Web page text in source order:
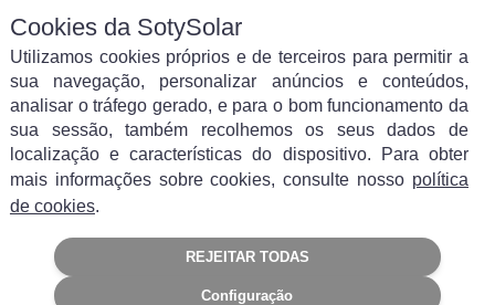
Escolha a bateria que mais lhe
interessa
ajudamo-lo.
Sim, quero ajuda
Cookies da SotySolar
Utilizamos cookies próprios e de terceiros para permitir a
sua navegação, personalizar anúncios e conteúdos,
analisar o tráfego gerado, e para o bom funcionamento da
sua sessão, também recolhemos os seus dados de
localização e características do dispositivo. Para obter
mais informações sobre cookies, consulte nosso política
de cookies.
REJEITAR TODAS
Configuração